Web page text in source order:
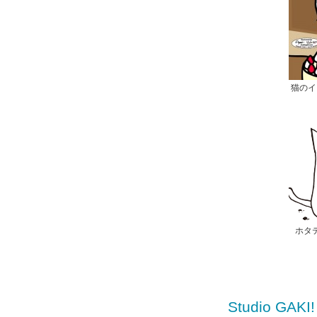
猫の
ホタ
Studio